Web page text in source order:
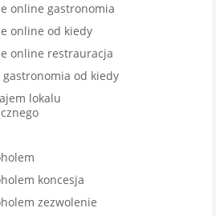
online gastronomia
online od kiedy
online restrauracja
gastronomia od kiedy
lokalu
koncesja
zezwolenie